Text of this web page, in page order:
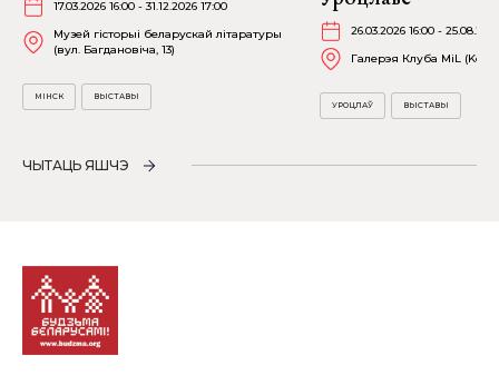
17.03.2026 16:00 - 31.12.2026 17:00
Музей гісторыі беларускай літаратуры
(вул. Багдановіча, 13)
МІНСК ВЫСТАВЫ
26.03.2026 16:00 -
Галерэя Клуба MiL
УРОЦЛАЎ ВЫСТАВЫ
ЧЫТАЦЬ ЯШЧЭ